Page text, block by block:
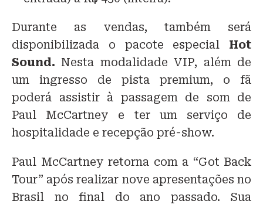
Durante as vendas, também será
disponibilizada o pacote especial Hot
Sound. Nesta modalidade VIP, além de
um ingresso de pista premium, o fã
poderá assistir à passagem de som de
Paul McCartney e ter um serviço de
hospitalidade e recepção pré-show.
Paul McCartney retorna com a “Got Back
Tour” após realizar nove apresentações no
Brasil no final do ano passado. Sua